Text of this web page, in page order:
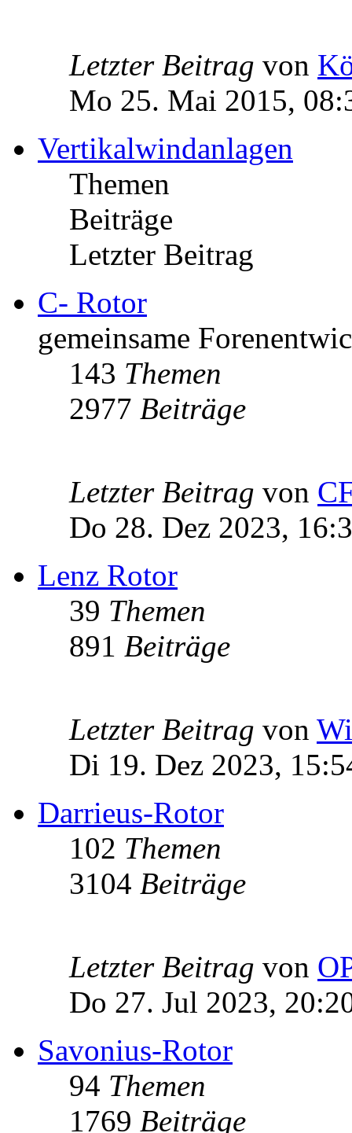
Letzter Beitrag von
Mo 25. Mai 2015,
Vertikalwindanlagen
Themen
Beiträge
Letzter Beitrag
C- Rotor
gemeinsame
143 Themen
2977 Beiträge
Letzter Beitrag von
Do 28. Dez 2023,
Lenz Rotor
39 Themen
891 Beiträge
Letzter Beitrag von
Di 19. Dez 2023,
Darrieus-Rotor
102 Themen
3104 Beiträge
Letzter Beitrag von
Do 27. Jul 2023,
Savonius-Rotor
94 Themen
1769 Beiträge